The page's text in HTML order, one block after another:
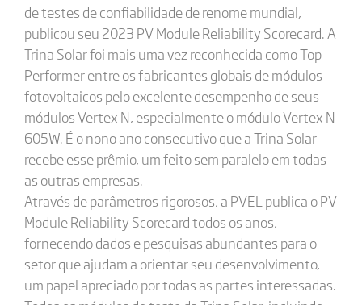
de testes de confiabilidade de renome mundial,
publicou seu 2023 PV Module Reliability Scorecard. A
Trina Solar foi mais uma vez reconhecida como Top
Performer entre os fabricantes globais de módulos
fotovoltaicos pelo excelente desempenho de seus
módulos Vertex N, especialmente o módulo Vertex N
605W. É o nono ano consecutivo que a Trina Solar
recebe esse prêmio, um feito sem paralelo em todas
as outras empresas.
Através de parâmetros rigorosos, a PVEL publica o PV
Module Reliability Scorecard todos os anos,
fornecendo dados e pesquisas abundantes para o
setor que ajudam a orientar seu desenvolvimento,
um papel apreciado por todas as partes interessadas.